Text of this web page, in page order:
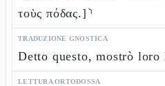
τοὺς πόδας.]⸃
TRADUZIONE GNOSTICA
Detto questo, mostrò
LETTURA ORTODOSSA